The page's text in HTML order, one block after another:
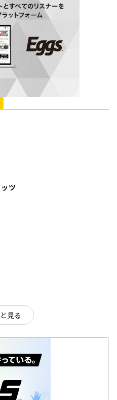
ツ
見る